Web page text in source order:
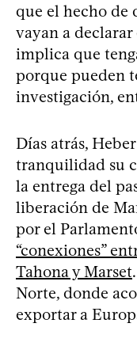
que el hecho de
vayan a
implica que
porque pueden
investigación,
Días atrás,
tranquilidad su
la entrega del
liberación de
por el
“conexiones”
Tahona y Marset
Norte, donde
exportar a